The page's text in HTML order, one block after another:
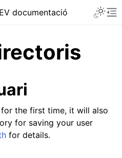
documentació
the first time, it will also
for saving your user
for details.